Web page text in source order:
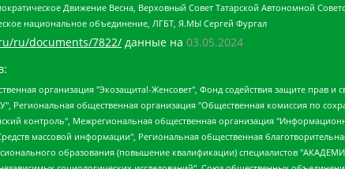
Движение Весна, Верховный Совет Татарской Автономной
национальное объединение, ЛГБТ, Я.МЫ Сергей Фургал
ru/documents/7822/ данные на 03.05.2024
Челябинский региональный орган общественной самодеятельности "Уральская правозащитная группа", Фонд содействия защите здоровья и социальной справедливости имени Андрея Рылькова, Автономная Некоммерческая Организация "Аналитический Центр Юрия Левады", Автономная некоммерческая организация социальной поддержки населения "Проект Апрель", Региональная общественная организация помощи женщинам и детям, находящимся в кризисной ситуации "Информационно-методический центр "Анна", Фонд содействия развитию массовых коммуникаций и правовому просвещению "Так-так-Так", Фонд содействия устойчивому развитию "Серебряная тайга", Свердловский региональный общественный фонд социальных проектов "Новое время", "Idel.Реалии", Кавказ.Реалии, Крым.Реалии, Телеканал Настоящее Время, Татаро-башкирская служба Радио Свобода (Azatliq Radiosi), Радио Свободная Европа/Радио Свобода (PCE/PC), "Сибирь.Реалии", "Фактограф", Благотворительный фонд помощи осужденным и их семьям, Автономная некоммерческая организация "Институт глобализации и социальных движений", Фонд "В защиту прав заключенных", Частное учреждение "Центр поддержки и содействия развитию средств массовой информации", Пензенский региональный общественный благотворительный фонд "Гражданский союз", "Север.Реалии", Некоммерческая организация Фонд "Правовая инициатива", Общество с ограниченной ответственностью "Радио Свободная Европа/Радио Свобода", Чешское информационное агентство "MEDIUM-ORIENT", Красноярская региональная общественная организация "Мы против СПИДа", Камалягин Денис Николаевич, Маркелов Сергей Евгеньевич, Пономарев Лев Александрович, Савицкая Людмила Алексеевна, Автономная некоммерческая организация "Центр по работе с проблемой насилия "НАСИЛИЮ.НЕТ", Межрегиональный профессиональный союз работников здравоохранения "Альянс врачей", Юридическое лицо, зарегистрированное в Латвийской Республике, SIA "Medusa Project" (регистрационный номер 40103797863, дата регистрации 10.06.2014), Некоммерческая организация "Фонд по борьбе с коррупцией", Автономная некоммерческая организация "Институт права и публичной политики", Баданин Роман Сергеевич, Гликин Максим Александрович, Железнова Мария Михайловна, Лукьянова Юлия Сергеевна, Маетная Елизавета Витальевна, Маняхин Петр Борисович, Чуракова Ольга Владимировна, Ярош Юлия Петровна, Юридическое лицо "The Insider SIA", зарегистрированное в Риге, Латвийская Республика (дата регистрации 26.06.2015), являющееся администратором доменного имени интернет-издания "The Insider SIA", https://theins.ru, Постернак Алексей Евгеньевич, Рубин Михаил Аркадьевич, Анин Роман Александрович, Юридическое лицо Istories fonds, зарегистрированное в Латвийской Республике (регистрационный номер 50008295751, дата регистрации 24.02.2020), Великовский Дмитрий Александрович, Долинина Ирина Николаевна, Мароховская Алеся Алексеевна, Шлейнов Роман Юрьевич, Шмагун Олеся Валентиновна, Общество с ограниченной ответственностью "Альтаир 2021", Общество с ограниченной ответственностью "Вега 2021", Общество с ограниченной ответственностью "Главный редактор 2021", Общество с ограниченной ответственностью "Ромашки монолит", Важенков Артем Валерьевич, Ивановская областная общественная организация "Центр гендерных исследований", Гурман Юрий Альбертович, Медиапроект "ОВД-Инфо", Егоров Владимир